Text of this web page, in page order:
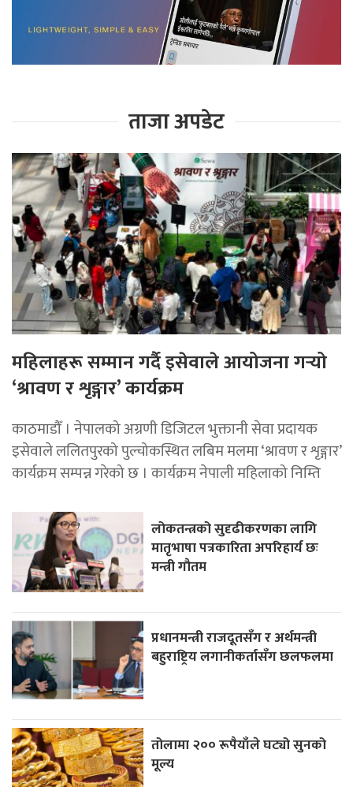
ताजा अपडेट
महिलाहरू सम्मान गर्दै इसेवाले आयोजना गर्‍यो
‘श्रावण र शृङ्गार’ कार्यक्रम
काठमाडौँ । नेपालको अग्रणी डिजिटल भुक्तानी सेवा प्रदायक
इसेवाले ललितपुरको पुल्चोकस्थित लबिम मलमा ‘श्रावण र शृङ्गार’
कार्यक्रम सम्पन्न गरेको छ । कार्यक्रम नेपाली महिलाको निम्ति
लोकतन्त्रको सुदृढीकरणका लागि
मातृभाषा पत्रकारिता अपरिहार्य छः
मन्त्री गौतम
प्रधानमन्त्री राजदूतसँग र अर्थमन्त्री
बहुराष्ट्रिय लगानीकर्तासँग छलफलमा
तोलामा २०० रूपैयाँले घट्यो सुनको
मूल्य